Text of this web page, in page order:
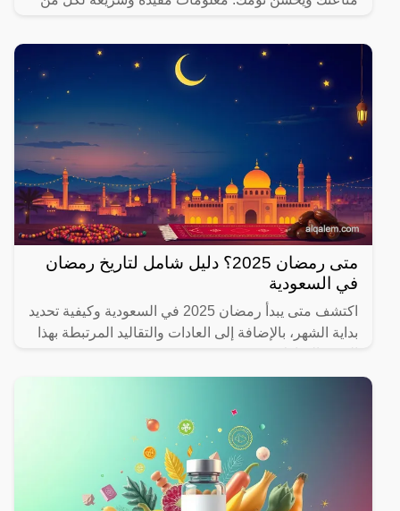
متى رمضان 2025؟ دليل شامل لتاريخ رمضان
في السعودية
اكتشف متى يبدأ رمضان 2025 في السعودية وكيفية تحديد
بداية الشهر، بالإضافة إلى العادات والتقاليد المرتبطة بهذا